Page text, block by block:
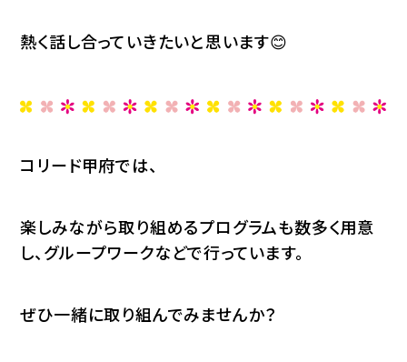
熱く話し合っていきたいと思います😊
コリード甲府では、
楽しみながら取り組めるプログラムも数多く用意
し、グループワークなどで行っています。
ぜひ一緒に取り組んでみませんか？